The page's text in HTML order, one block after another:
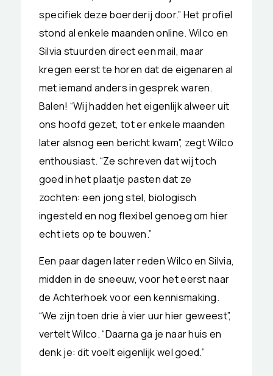
specifiek deze boerderij door.” Het profiel
stond al enkele maanden online. Wilco en
Silvia stuurden direct een mail, maar
kregen eerst te horen dat de eigenaren al
met iemand anders in gesprek waren.
Balen! “Wij hadden het eigenlijk alweer uit
ons hoofd gezet, tot er enkele maanden
later alsnog een bericht kwam”, zegt Wilco
enthousiast. “Ze schreven dat wij toch
goed in het plaatje pasten dat ze
zochten: een jong stel, biologisch
ingesteld en nog flexibel genoeg om hier
echt iets op te bouwen.”
Een paar dagen later reden Wilco en Silvia,
midden in de sneeuw, voor het eerst naar
de Achterhoek voor een kennismaking.
“We zijn toen drie à vier uur hier geweest”,
vertelt Wilco. “Daarna ga je naar huis en
denk je: dit voelt eigenlijk wel goed.”